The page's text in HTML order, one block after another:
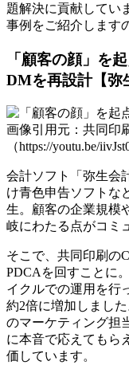
題解決に貢献してい
事例をご紹介します
「顧客の顔」を
DMを再設計【弥
画像引用元：共同印
（https://youtu.be/
会計ソフト「弥生会
け青色申告ソフトな
生。顧客の企業規模
岐にわたる点がコミ
そこで、共同印刷の
PDCAを回すことに
イクルでの運用を行
約2倍に増加 しまし
のマーケティング担
に本音で応えてもら
価しています。